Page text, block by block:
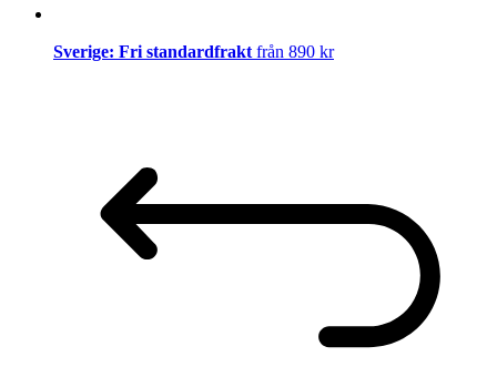
Sverige: Fri standardfrakt från 890 kr